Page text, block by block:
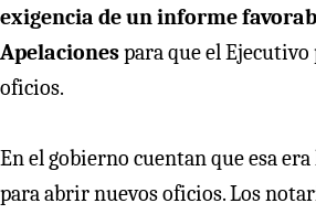
exigencia de un informe
Apelacionespara que el
oficios.
En el gobierno cuentan que esa
para abrir nuevos oficios. Los